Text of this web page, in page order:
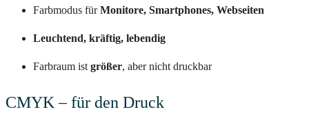
Farbmodus fürMonitore, Smartphones, Webseiten
Leuchtend, kräftig, lebendig
Farbraum ist größer, aber nicht druckbar
CMYK – für den Druck